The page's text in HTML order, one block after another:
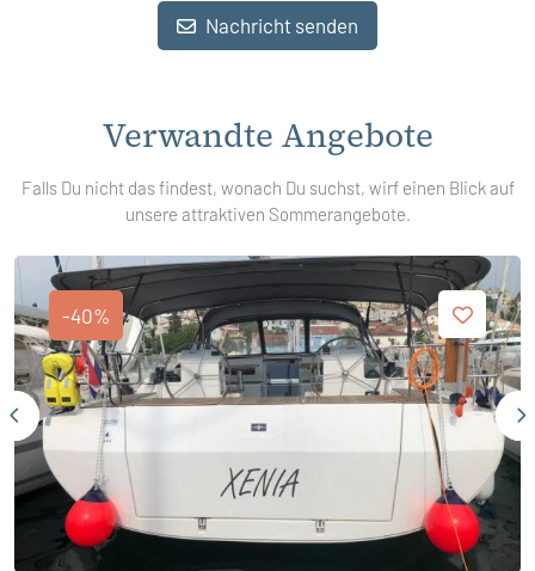
Nachricht senden
Verwandte Angebote
Falls Du nicht das findest, wonach Du suchst, wirf einen Blick auf
unsere attraktiven Sommerangebote.
-40%